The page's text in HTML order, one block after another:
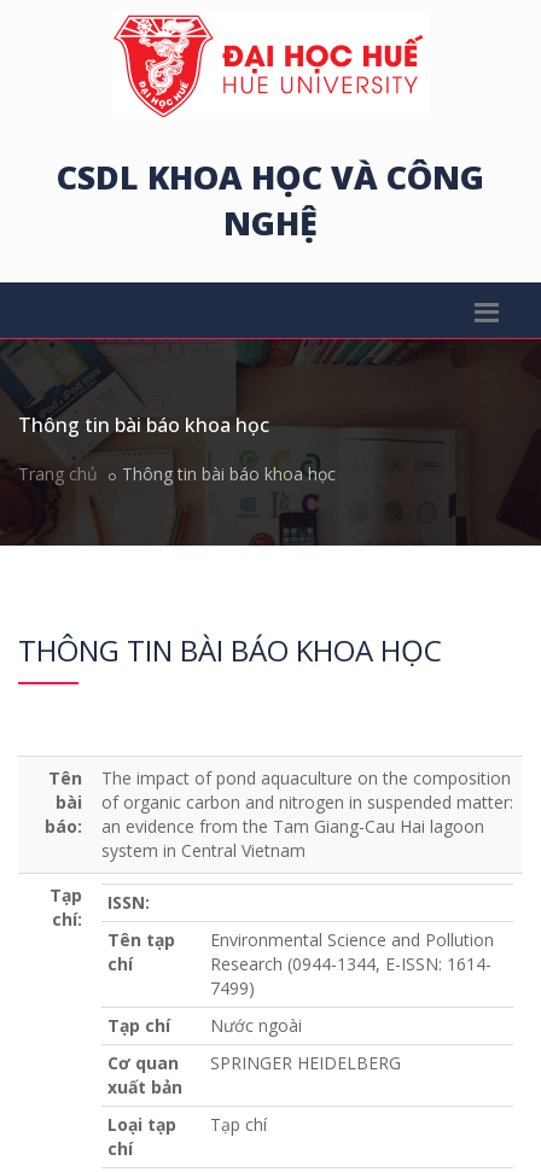
CSDL KHOA HỌC VÀ CÔNG
NGHỆ
Thông tin bài báo khoa học
Trang chủ Thông tin bài báo khoa học
THÔNG TIN BÀI BÁO KHOA HỌC
Tên
bài
báo:
The impact of pond aquaculture on the composition
of organic carbon and nitrogen in suspended matter:
an evidence from the Tam Giang-Cau Hai lagoon
system in Central Vietnam
Tạp
chí:
ISSN:
Tên tạp
chí
Environmental Science and Pollution
Research (0944-1344, E-ISSN: 1614-
7499)
Tạp chí
Nước ngoài
Cơ quan
xuất bản
SPRINGER HEIDELBERG
Loại tạp
chí
Tạp chí